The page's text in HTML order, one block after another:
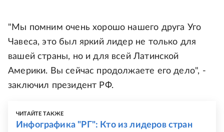
"Мы помним очень хорошо нашего друга Уго
Чавеса, это был яркий лидер не только для
вашей страны, но и для всей Латинской
Америки. Вы сейчас продолжаете его дело", -
заключил президент РФ.
ЧИТАЙТЕ ТАКЖЕ
Инфографика "РГ": Кто из лидеров стран